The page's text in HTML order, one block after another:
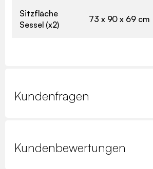
Sitzfläche
Sessel (x2)
73 x 90 x 69 cm
Kundenfragen
Kundenbewertungen